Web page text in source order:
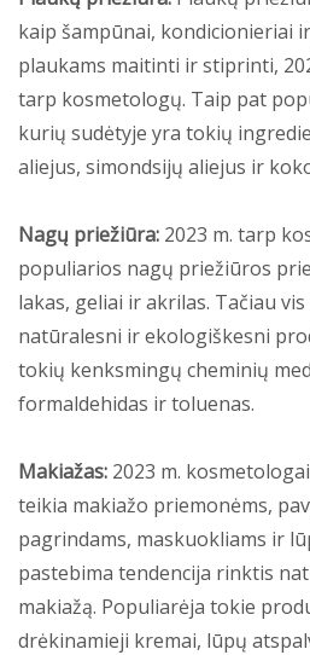
kaip šampūnai, kondicionieriai
plaukams maitinti ir stiprinti,
tarp kosmetologų. Taip pat
kurių sudėtyje yra tokių
aliejus, simondsijų aliejus ir
Nagų priežiūra: 2023 m. tarp
populiarios nagų priežiūros
lakas, geliai ir akrilas. Tačiau
natūralesni ir ekologiškesni
tokių kenksmingų cheminių
formaldehidas ir toluenas.
Makiažas: 2023 m.
teikia makiažo priemonėms,
pagrindams, maskuokliams ir
pastebima tendencija rinktis
makiažą. Populiarėja tokie
drėkinamieji kremai, lūpų